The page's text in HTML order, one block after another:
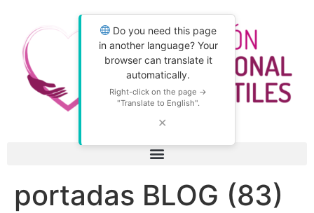
Do you need this page
in another language? Your
browser can translate it
automatically.
Right-click on the page →
"Translate to English".
✕
portadas BLOG (83)